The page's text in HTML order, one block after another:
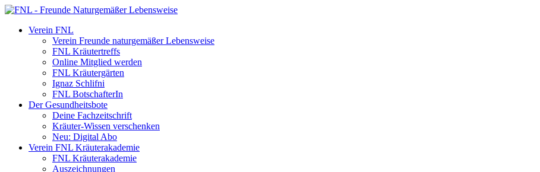
Verein FNL
Verein Freunde naturgemäßer Lebensweise
FNL Kräutertreffs
Online Mitglied werden
FNL Kräutergärten
Ignaz Schlifni
FNL BotschafterIn
Der Gesundheitsbote
Deine Fachzeitschrift
Kräuter-Wissen verschenken
Neu: Digital Abo
Verein FNL Kräuterakademie
FNL Kräuterakademie
Auszeichnungen